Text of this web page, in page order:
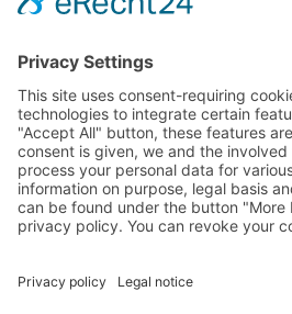
personnelles pour l'envoi de la
peut être retiré à tout moment. Vous
d'informations dans ladéclaration sur
données.
Envoyer une demande
News